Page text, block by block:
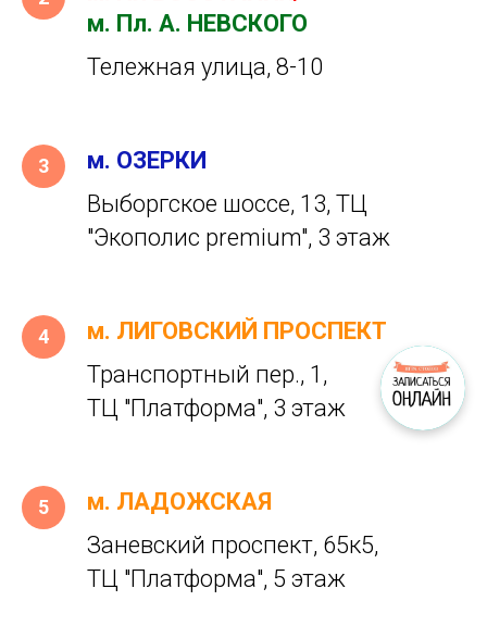
м. Пл. А. НЕВСКОГО
Тележная улица, 8-10
м. ОЗЕРКИ
Выборгское шоссе, 13, ТЦ
"Экополис premium", 3 этаж
м. ЛИГОВСКИЙ ПРОСПЕКТ
Транспортный пер., 1,
ТЦ "Платформа", 3 этаж
м. ЛАДОЖСКАЯ
Заневский проспект, 65к5,
ТЦ "Платформа", 5 этаж